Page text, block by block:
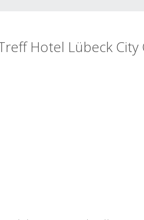
Hotel Lübeck City